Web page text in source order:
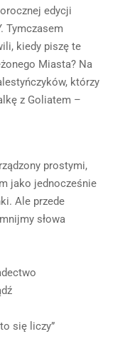
edycji
Tymczasem
kiedy piszę te
Miasta? Na
którzy
z Goliatem –
prostymi,
jako jednocześnie
Ale przede
słowa
się liczy”